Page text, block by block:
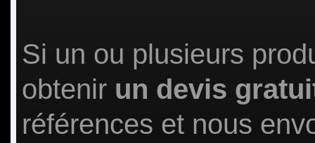
Si un ou plusieurs
obtenir un devis
références et nous